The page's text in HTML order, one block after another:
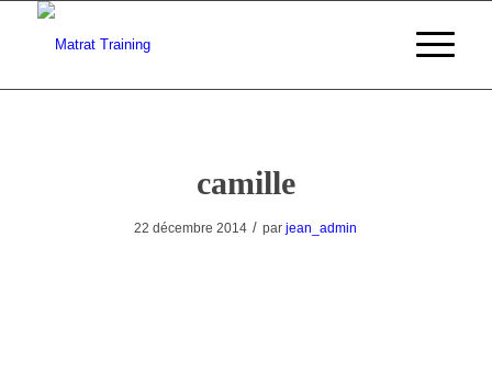
camille
22 décembre 2014 / parjean_admin